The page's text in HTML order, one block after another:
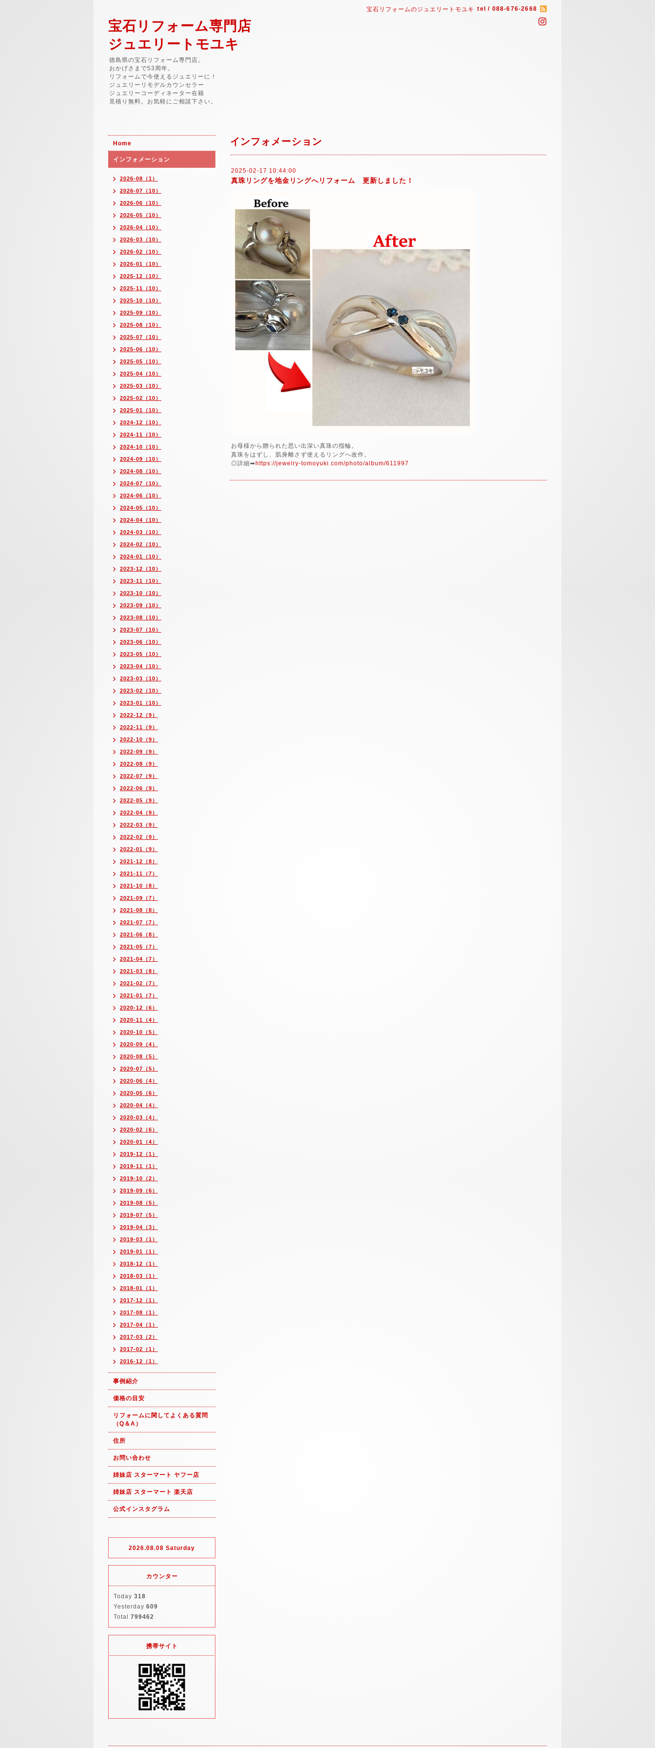
宝石リフォームのジュエリートモユキ tel / 088-676-2668
宝石リフォーム専門店
ジュエリートモユキ
徳島県の宝石リフォーム専門店。
おかげさまで53周年。
リフォームで今使えるジュエリーに！
ジュエリーリモデルカウンセラー
ジュエリーコーディネーター在籍
見積り無料。お気軽にご相談下さい。
インフォメーション
2025-02-17 10:44:00
真珠リングを地金リングへリフォーム 更新しました！
お母様から贈られた思い出深い真珠の指輪。
真珠をはずし、肌身離さず使えるリングへ改作。
◎詳細➡https://jewelry-tomoyuki.com/photo/album/611997
Home
インフォメーション
2026-08（1）
2026-07（10）
2026-06（10）
2026-05（10）
2026-04（10）
2026-03（10）
2026-02（10）
2026-01（10）
2025-12（10）
2025-11（10）
2025-10（10）
2025-09（10）
2025-08（10）
2025-07（10）
2025-06（10）
2025-05（10）
2025-04（10）
2025-03（10）
2025-02（10）
2025-01（10）
2024-12（10）
2024-11（10）
2024-10（10）
2024-09（10）
2024-08（10）
2024-07（10）
2024-06（10）
2024-05（10）
2024-04（10）
2024-03（10）
2024-02（10）
2024-01（10）
2023-12（10）
2023-11（10）
2023-10（10）
2023-09（10）
2023-08（10）
2023-07（10）
2023-06（10）
2023-05（10）
2023-04（10）
2023-03（10）
2023-02（10）
2023-01（10）
2022-12（9）
2022-11（9）
2022-10（9）
2022-09（9）
2022-08（9）
2022-07（9）
2022-06（9）
2022-05（9）
2022-04（9）
2022-03（9）
2022-02（9）
2022-01（9）
2021-12（8）
2021-11（7）
2021-10（8）
2021-09（7）
2021-08（8）
2021-07（7）
2021-06（8）
2021-05（7）
2021-04（7）
2021-03（8）
2021-02（7）
2021-01（7）
2020-12（6）
2020-11（4）
2020-10（5）
2020-09（4）
2020-08（5）
2020-07（5）
2020-06（4）
2020-05（6）
2020-04（4）
2020-03（4）
2020-02（6）
2020-01（4）
2019-12（1）
2019-11（1）
2019-10（2）
2019-09（6）
2019-08（5）
2019-07（5）
2019-04（3）
2019-03（1）
2019-01（1）
2018-12（1）
2018-03（1）
2018-01（1）
2017-12（1）
2017-08（1）
2017-04（1）
2017-03（2）
2017-02（1）
2016-12（1）
事例紹介
価格の目安
リフォームに関してよくある質問
（Q＆A）
住所
お問い合わせ
姉妹店 スターマート ヤフー店
姉妹店 スターマート 楽天店
公式インスタグラム
2026.08.08 Saturday
カウンター
Today 318
Yesterday 609
Total 799462
携帯サイト